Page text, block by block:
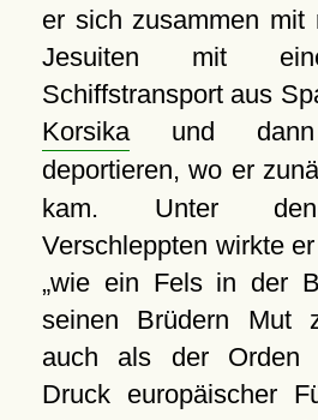
er sich zusammen mit
Jesuiten mit
Schiffstransport aus
Korsikaund dann
deportieren, wo er
kam. Unter den
Verschleppten wirkte
wie ein Fels in der
seinen Brüdern Mut
auch als der Orden
Druck europäischer